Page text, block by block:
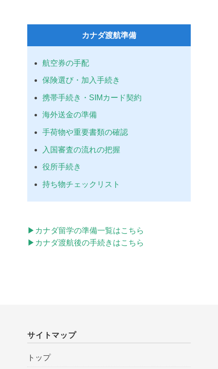
カナダ渡航準備
航空券の手配
保険選び・加入手続き
携帯手続き・SIMカード契約
海外送金の準備
手荷物や重要書類の確認
入国審査の流れの把握
役所手続き
持ち物チェックリスト
▶︎カナダ留学の準備一覧はこちら
▶︎カナダ渡航後の手続きはこちら
サイトマップ
トップ